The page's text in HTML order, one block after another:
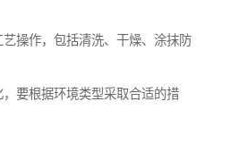
操作，包括清洗、干燥、涂抹防
要根据环境类型采取合适的措